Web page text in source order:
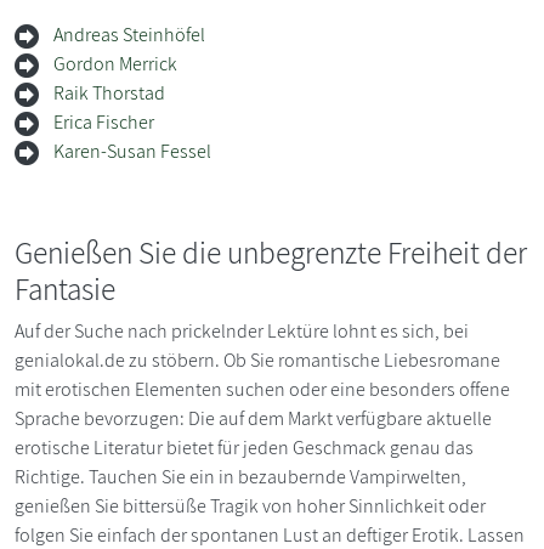
Andreas Steinhöfel
Gordon Merrick
Raik Thorstad
Erica Fischer
Karen-Susan Fessel
Genießen Sie die unbegrenzte Freiheit der
Fantasie
Auf der Suche nach prickelnder Lektüre lohnt es sich, bei
genialokal.de zu stöbern. Ob Sie romantische Liebesromane
mit erotischen Elementen suchen oder eine besonders offene
Sprache bevorzugen: Die auf dem Markt verfügbare aktuelle
erotische Literatur bietet für jeden Geschmack genau das
Richtige. Tauchen Sie ein in bezaubernde Vampirwelten,
genießen Sie bittersüße Tragik von hoher Sinnlichkeit oder
folgen Sie einfach der spontanen Lust an deftiger Erotik. Lassen